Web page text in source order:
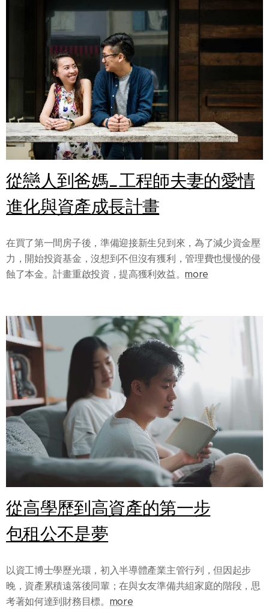
從戀人到爸媽_工程師夫妻的愛情
進化與資產成長計畫
在買了第一間房子後，準備迎接新生兒到來，為了減少資金壓
力，開始投資基金，沒想到不但沒有獲利，管理費也慢慢的侵
蝕了本金。計畫重啟投資，提高獲利效益。more
從高學歷到高資產的第一步
包租公不是夢
以資工博士學歷光環，初入半導體產業主管行列，但因起步
晚，資產累積遠落後同輩；在與女友準備共組家庭的階段，思
考著如何達到財務目標。 more